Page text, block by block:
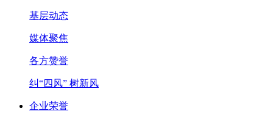
基层动态
媒体聚焦
各方赞誉
纠“四风” 树新风
企业荣誉